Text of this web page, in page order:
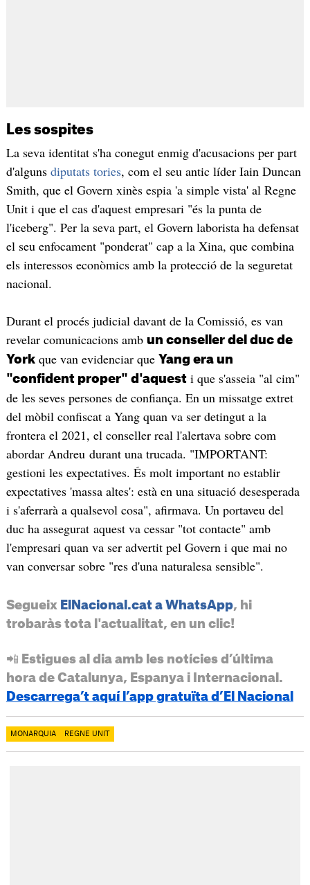
Les sospites
La seva identitat s'ha conegut enmig d'acusacions per part
d'alguns diputats tories, com el seu antic líder Iain Duncan
Smith, que el Govern xinès espia 'a simple vista' al Regne
Unit i que el cas d'aquest empresari "és la punta de
l'iceberg". Per la seva part, el Govern laborista ha defensat
el seu enfocament "ponderat" cap a la Xina, que combina
els interessos econòmics amb la protecció de la seguretat
nacional.
Durant el procés judicial davant de la Comissió, es van
revelar comunicacions amb un conseller del duc de
Yorkque van evidenciar que Yang era un
"confident proper" d'aquesti que s'asseia "al cim"
de les seves persones de confiança. En un missatge extret
del mòbil confiscat a Yang quan va ser detingut a la
frontera el 2021, el conseller real l'alertava sobre com
abordar Andreu durant una trucada. "IMPORTANT:
gestioni les expectatives. És molt important no establir
expectatives 'massa altes': està en una situació desesperada
i s'aferrarà a qualsevol cosa", afirmava. Un portaveu del
duc ha assegurat aquest va cessar "tot contacte" amb
l'empresari quan va ser advertit pel Govern i que mai no
van conversar sobre "res d'una naturalesa sensible".
Segueix ElNacional.cat a WhatsApp, hi
trobaràs tota l'actualitat, en un clic!
📲 Estigues al dia amb les notícies d’última
hora de Catalunya, Espanya i Internacional.
Descarrega’t aquí l’app gratuïta d’El Nacional
MONARQUIA REGNE UNIT